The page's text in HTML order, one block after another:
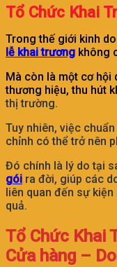
Tổ Chức Khai
Trong thế giới kinh
lễ khai trương không
Mà còn là một cơ hội
thương hiệu, thu hút
thị trường.
Tuy nhiên, việc
chỉnh có thể trở nên
Đó chính là lý do tại
gói ra đời, giúp các
liên quan đến sự
quả.
Tổ Chức Khai
Cửa hàng –